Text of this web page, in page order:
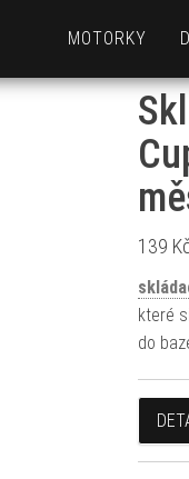
MOTORKY
139
které
do